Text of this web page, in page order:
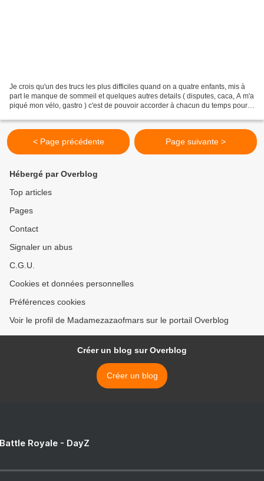
Je crois qu'un des trucs les plus difficiles quand on a quatre enfants, mis à
part le manque de sommeil et quelques autres details ( disputes, caca, A m'a
piqué mon vélo, gastro ) c'est de pouvoir accorder à chacun du temps pour
< Page précédente Page suivante >
Hébergé par Overblog
Top articles
Pages
Contact
Signaler un abus
C.G.U.
Cookies et données personnelles
Préférences cookies
Voir le profil de Madamezazaofmars sur le portail Overblog
Créer un blog sur Overblog
Créer un blog
Royale - DayZ